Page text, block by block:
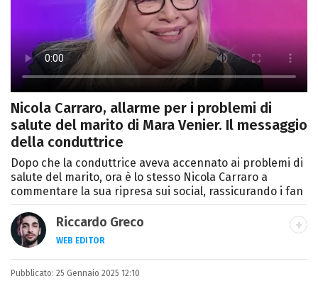
Nicola Carraro, allarme per i problemi di
salute del marito di Mara Venier. Il messaggio
della conduttrice
Dopo che la conduttrice aveva accennato ai problemi di
salute del marito, ora è lo stesso Nicola Carraro a
commentare la sua ripresa sui social, rassicurando i fan
Riccardo Greco
WEB EDITOR
LINKEDIN
Si avvicina all'editoria studiando all'IED
Pubblicato: 25 Gennaio 2025 12:10